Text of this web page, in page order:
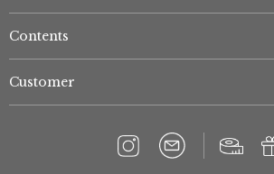
Contents
Customer